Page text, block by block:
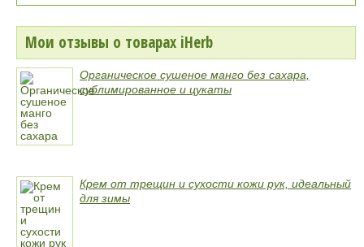
Мои отзывы о товарах iHerb
Органическое сушеное манго без сахара,
сублимированное и цукаты
Крем от трещин и сухости кожи рук, идеальный
для зимы